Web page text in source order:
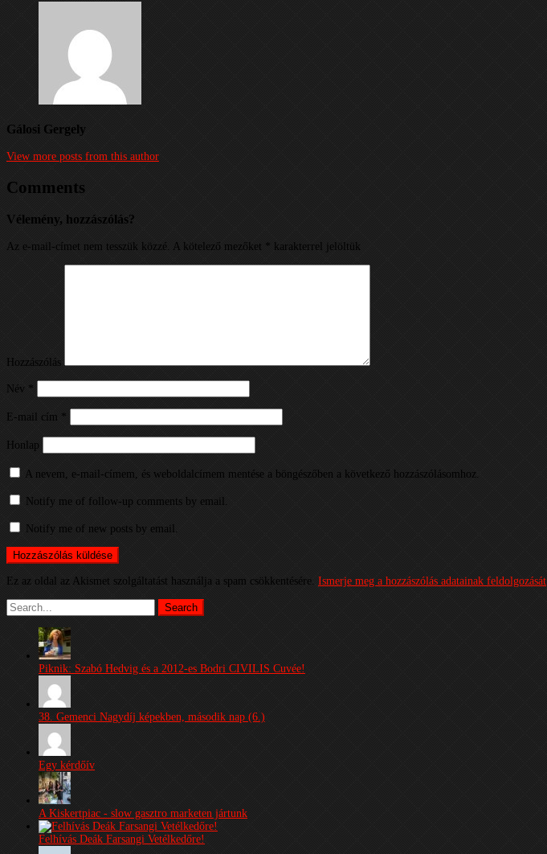
Gálosi Gergely
View more posts from this author
Comments
Vélemény, hozzászólás?
Az e-mail-címet nem tesszük közzé. A kötelező mezőket * karakterrel jelöltük
Hozzászólás
Név *
E-mail cím *
Honlap
A nevem, e-mail-címem, és weboldalcímem mentése a böngészőben a következő hozzászólásomhoz.
Notify me of follow-up comments by email.
Notify me of new posts by email.
Ez az oldal az Akismet szolgáltatást használja a spam csökkentésére. Ismerje meg a hozzászólás adatainak feldolgozását
Piknik: Szabó Hedvig és a 2012-es Bodri CIVILIS Cuvée!
38. Gemenci Nagydíj képekben, második nap (6.)
Egy kérdőív
A Kiskertpiac - slow gasztro marketen jártunk
Felhívás Deák Farsangi Vetélkedőre!